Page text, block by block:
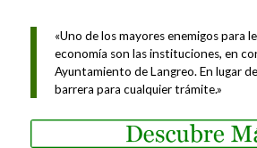
«Uno de los mayores enemigos para
economía son las instituciones, en
Ayuntamiento de Langreo. En lugar
barrera para cualquier trámite.»